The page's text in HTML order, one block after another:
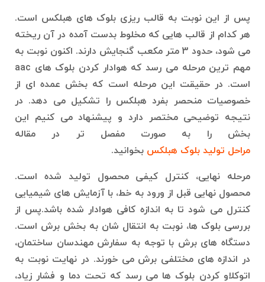
پس از این نوبت به قالب ریزی بلوک های هبلکس است.
هر کدام از قالب هایی که مخلوط بدست آمده در آن ریخته
می شود، حدود 3 متر مکعب گنجایش دارند. اکنون نوبت به
مهم ترین مرحله می رسد که هوادار کردن بلوک های aac
است. در حقیقت این مرحله است که بخش عمده ای از
خصوصیات منحصر بفرد هبلکس را تشکیل می دهد. در
نتیجه توضیحی مختصر دارد و پیشنهاد می کنیم این
بخش را به صورت مفصل تر در مقاله
مراحل تولید بلوک هبلکس بخوانید.
مرحله نهایی، کنترل کیفی محصول تولید شده است.
محصول نهایی قبل از ورود به خط، با آزمایش‌ های شیمیایی
کنترل می‌ شود تا به اندازه کافی هوادار شده باشد.پس از
بررسی بلوک ها، نوبت به انتقال شان به بخش برش است.
دستگاه های برش با توجه به سفارش مهندسان ساختمان،
در اندازه های مختلفی برش می خورند. در نهایت نوبت به
اتوکلاو کردن بلوک ها می رسد که تحت دما و فشار زیاد،